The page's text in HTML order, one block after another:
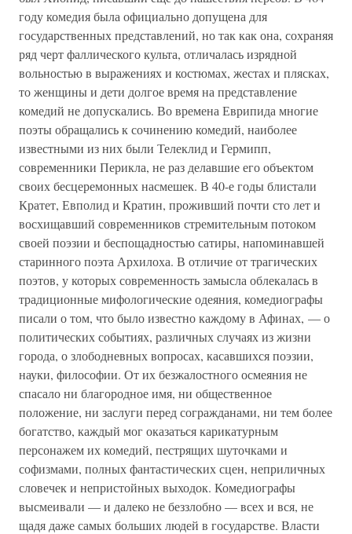
году комедия была официально допущена для
государственных представлений, но так как она, сохраняя
ряд черт фаллического культа, отличалась изрядной
вольностью в выражениях и костюмах, жестах и плясках,
то женщины и дети долгое время на представление
комедий не допускались. Во времена Еврипида многие
поэты обращались к сочинению комедий, наиболее
известными из них были Телеклид и Гермипп,
современники Перикла, не раз делавшие его объектом
своих бесцеремонных насмешек. В 40-е годы блистали
Кратет, Евполид и Кратин, проживший почти сто лет и
восхищавший современников стремительным потоком
своей поэзии и беспощадностью сатиры, напоминавшей
старинного поэта Архилоха. В отличие от трагических
поэтов, у которых современность замысла облекалась в
традиционные мифологические одеяния, комедиографы
писали о том, что было известно каждому в Афинах, — о
политических событиях, различных случаях из жизни
города, о злободневных вопросах, касавшихся поэзии,
науки, философии. От их безжалостного осмеяния не
спасало ни благородное имя, ни общественное
положение, ни заслуги перед согражданами, ни тем более
богатство, каждый мог оказаться карикатурным
персонажем их комедий, пестрящих шуточками и
софизмами, полных фантастических сцен, неприличных
словечек и непристойных выходок. Комедиографы
высмеивали — и далеко не беззлобно — всех и вся, не
щадя даже самых больших людей в государстве. Власти